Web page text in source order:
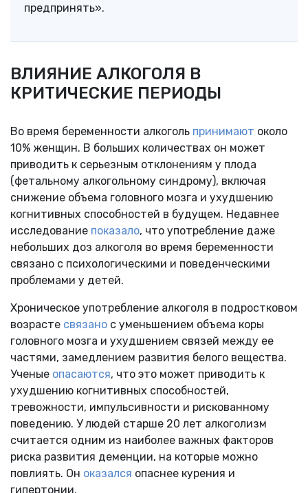
предпринять».
ВЛИЯНИЕ АЛКОГОЛЯ В
КРИТИЧЕСКИЕ ПЕРИОДЫ
Во время беременности алкоголь принимают около
10% женщин. В больших количествах он может
приводить к серьезным отклонениям у плода
(фетальному алкогольному синдрому), включая
снижение объема головного мозга и ухудшению
когнитивных способностей в будущем. Недавнее
исследование показало, что употребление даже
небольших доз алкоголя во время беременности
связано с психологическими и поведенческими
проблемами у детей.
Хроническое употребление алкоголя в подростковом
возрасте связано с уменьшением объема коры
головного мозга и ухудшением связей между ее
частями, замедлением развития белого вещества.
Ученые опасаются, что это может приводить к
ухудшению когнитивных способностей,
тревожности, импульсивности и рискованному
поведению. У людей старше 20 лет алкоголизм
считается одним из наиболее важных факторов
риска развития деменции, на которые можно
повлиять. Он оказался опаснее курения и
гипертонии.